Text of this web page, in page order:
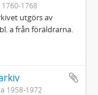
1760-1768
utgörs av
a från föräldrarna.
1958-1972